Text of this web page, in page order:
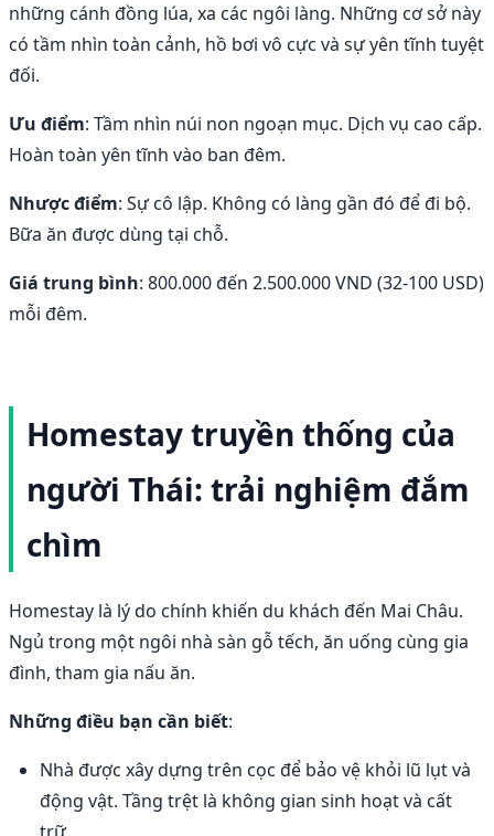
những cánh đồng lúa, xa các ngôi làng. Những cơ sở này
có tầm nhìn toàn cảnh, hồ bơi vô cực và sự yên tĩnh tuyệt
đối.
Ưu điểm: Tầm nhìn núi non ngoạn mục. Dịch vụ cao cấp.
Hoàn toàn yên tĩnh vào ban đêm.
Nhược điểm: Sự cô lập. Không có làng gần đó để đi bộ.
Bữa ăn được dùng tại chỗ.
Giá trung bình: 800.000 đến 2.500.000 VND (32-100 USD)
mỗi đêm.
Homestay truyền thống của
người Thái: trải nghiệm đắm
chìm
Homestay là lý do chính khiến du khách đến Mai Châu.
Ngủ trong một ngôi nhà sàn gỗ tếch, ăn uống cùng gia
đình, tham gia nấu ăn.
Những điều bạn cần biết:
Nhà được xây dựng trên cọc để bảo vệ khỏi lũ lụt và
động vật. Tầng trệt là không gian sinh hoạt và cất